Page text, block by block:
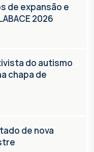
de expansão e
2026
do autismo
chapa de
de nova